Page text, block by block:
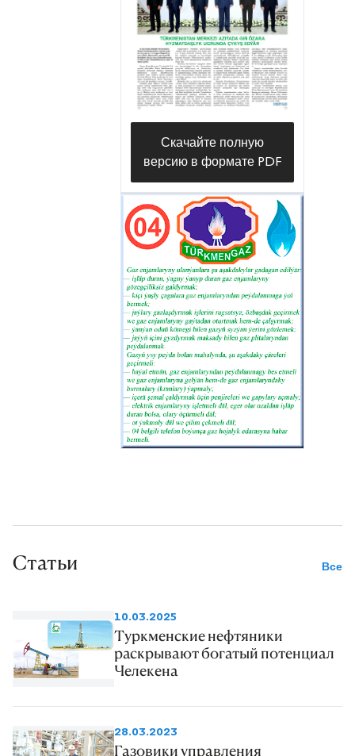
Скачайте полную
версию в формате PDF
Статьи Все
10.03.2025
Туркменские нефтяники
раскрывают богатый потенциал
Челекена
28.03.2023
Газовики управления